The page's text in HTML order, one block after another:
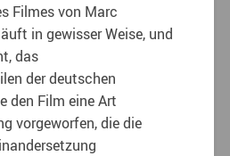
Filmes von Marc
in gewisser Weise, und
das
der deutschen
den Film eine Art
vorgeworfen, die die